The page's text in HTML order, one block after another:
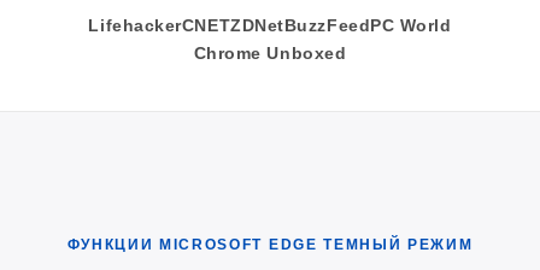
LifehackerCNETZDNetBuzzFeedPC World
Chrome Unboxed
ФУНКЦИИ MICROSOFT EDGE ТЕМНЫЙ РЕЖИМ